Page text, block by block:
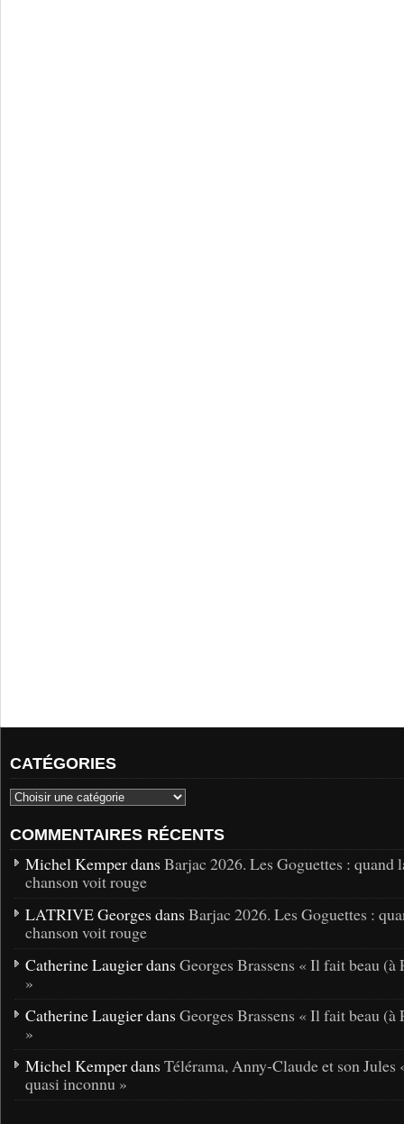
CATÉGORIES
COMMENTAIRES RÉCENTS
Michel Kemper dans Barjac 2026. Les Goguettes : quand
chanson voit rouge
LATRIVE Georges dans Barjac 2026. Les Goguettes :
chanson voit rouge
Catherine Laugier dans Georges Brassens « Il fait beau (à
»
Catherine Laugier dans Georges Brassens « Il fait beau (à
»
Michel Kemper dans Télérama, Anny-Claude et son Jules
quasi inconnu »